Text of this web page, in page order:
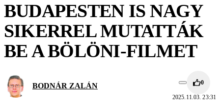
BUDAPESTEN IS NAGY
SIKERREL MUTATTÁK
BE A BÖLÖNI-FILMET
BODNÁR ZALÁN 0
2025.11.03. 23:31